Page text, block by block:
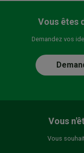
Vous êtes
Demandez vos
Vous
Vous